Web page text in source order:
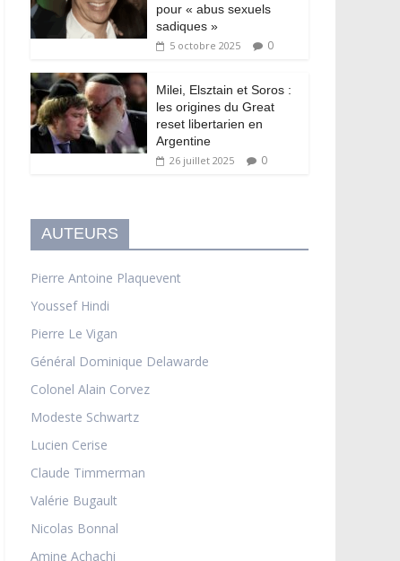
pour « abus sexuels
sadiques »
5 octobre 2025 0
Milei, Elsztain et Soros :
les origines du Great
reset libertarien en
Argentine
26 juillet 2025 0
AUTEURS
Pierre Antoine Plaquevent
Youssef Hindi
Pierre Le Vigan
Général Dominique Delawarde
Colonel Alain Corvez
Modeste Schwartz
Lucien Cerise
Claude Timmerman
Valérie Bugault
Nicolas Bonnal
Amine Achachi